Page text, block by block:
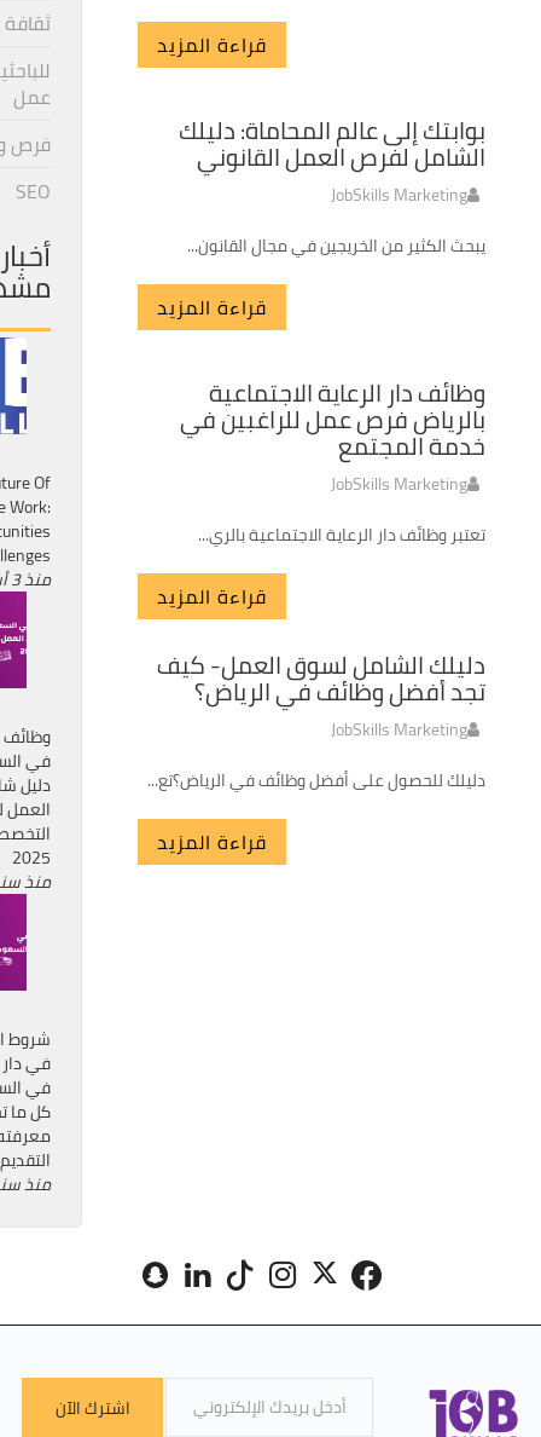
قراءة المزيد
30
AUG
بوابتك إلى عالم المحاماة: دليلك
الشامل لفرص العمل القانوني
JobSkills Marketing
يبحث الكثير من الخريجين في مجال القانون...
قراءة المزيد
01
SEP
وظائف دار الرعاية الاجتماعية
بالرياض فرص عمل للراغبين في
خدمة المجتمع
JobSkills Marketing
تعتبر وظائف دار الرعاية الاجتماعية بالري...
قراءة المزيد
10
SEP
دليلك الشامل لسوق العمل- كيف
تجد أفضل وظائف في الرياض؟
JobSkills Marketing
دليلك للحصول على أفضل وظائف في الرياض؟تع...
قراءة المزيد
عمل
فرص
SEO
أخبار
Of
Work:
منذ 3 أشهر
وظائف
في
دليل
العمل
2025
منذ
شروط
في
في
كل ما
التقديم
منذ
اشترك الآن